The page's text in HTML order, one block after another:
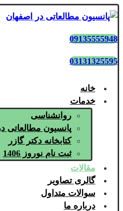
09135555948
03131325595
خانه
خدمات
روانشناسی
پانسیون مطالعاتی
کتابخانه دکتر گازر
ثبت نام نوروز 1406
مقالات
گالری تصاویر
سوالات متداول
درباره ما